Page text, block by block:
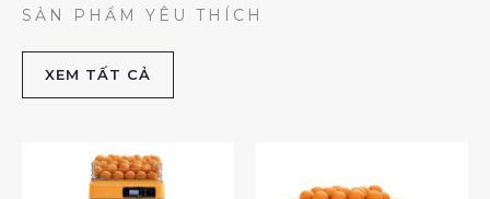
SẢN PHẨM YÊU THÍCH
XEM TẤT CẢ